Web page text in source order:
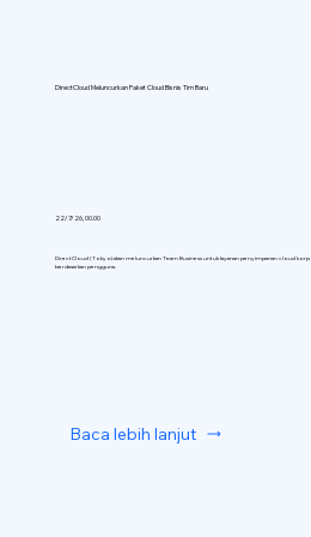
DirectCloud Meluncurkan Paket Cloud Bisnis Tim Baru
22/7/26, 00.00
DirectCloud (Tokyo) akan meluncurkan Team Business untuk layanan penyimpanan cloud
berdasarkan pengguna.
Baca lebih lanjut